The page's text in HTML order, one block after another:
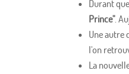
Durant
Prince".
Une autre
l'on
La